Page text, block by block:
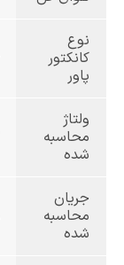
نوع
کانکتور
پاور
ولتاژ
محاسبه
شده
جریان
محاسبه
شده